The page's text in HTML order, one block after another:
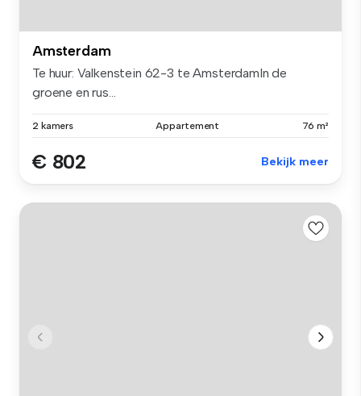
Amsterdam
Te huur: Valkenstein 62-3 te AmsterdamIn de
groene en rus...
2 kamers Appartement 76 m²
€ 802 Bekijk meer